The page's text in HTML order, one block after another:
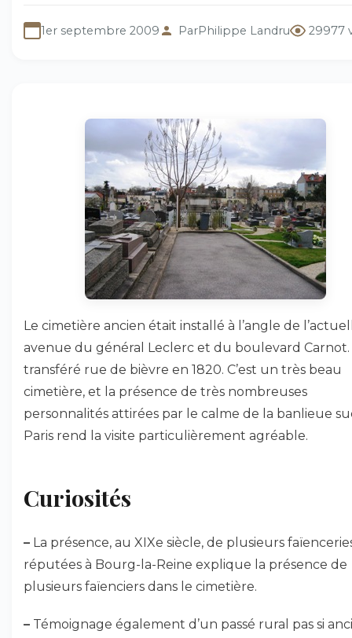
1er septembre 2009 ParPhilippe Landru 29977
Le cimetière ancien était installé à l’angle de
avenue du général Leclerc et du boulevard
transféré rue de bièvre en 1820. C’est un très beau
cimetière, et la présence de très nombreuses
personnalités attirées par le calme de la banlieue
Paris rend la visite particulièrement agréable.
Curiosités
– La présence, au XIXe siècle, de plusieurs
réputées à Bourg-la-Reine explique la présence de
plusieurs faïenciers dans le cimetière.
– Témoignage également d’un passé rural pas si